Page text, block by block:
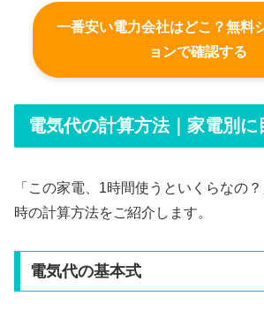
一番安い電力会社はどこ？無料
ョンで確認する
電気代の計算方法｜家電別に
「この家電、1時間使うといくらなの
時の計算方法をご紹介します。
電気代の基本式